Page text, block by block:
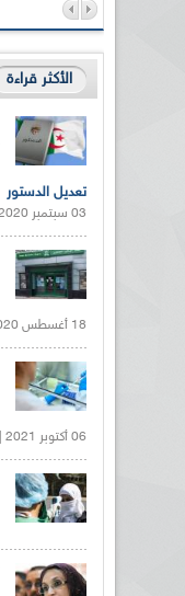
الأكثر قراءة
تعديل الدستور
03 سبتمبر 2020 |
18 أغسطس 2020 |
06 أكتوبر 2021 |